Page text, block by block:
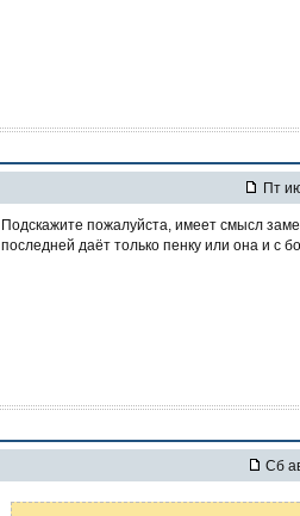
Пт
Подскажите пожалуйста, имеет смысл
последней даёт только пенку или она и с
Сб